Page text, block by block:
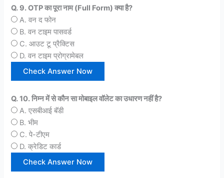
Q. 9. OTP का पूरा नाम (Full Form) क्या है?
A. वन द फोन
B. वन टाइम पासवर्ड
C. आउट टू प्रैक्टिस
D. वन टाइम प्रोग्रामेबल
Q. 10. निम्न में से कौन सा मोबाइल वॉलेट का उधारण नहीं है?
A. एसबीआई बॅडी
B. भीम
C. पे-टीएम
D. क्रेडिट कार्ड